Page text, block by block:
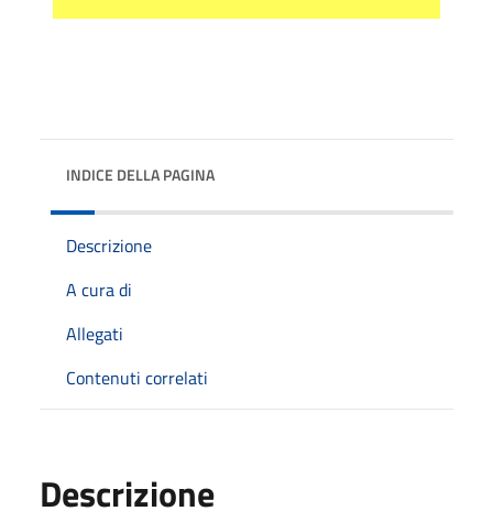
INDICE DELLA PAGINA
Descrizione
A cura di
Allegati
Contenuti correlati
Descrizione